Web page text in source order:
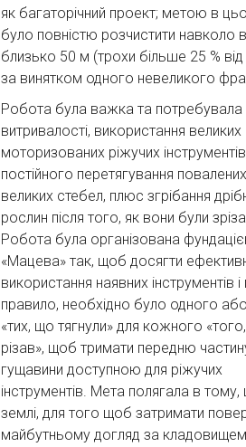
як багаторічний проект; метою в
було повністю розчистити навколо
близько 50 м (трохи більше 25 %
за винятком одного невеликого
Робота була важка та потребувала
витривалості, використання великих
моторизованих ріжучих
постійного перетягування повалених
великих стебел, плюс згрібання
рослин після того, як вони були
Робота була організована
«Мацева» так, щоб досягти
використання наявних інструментів і
правило, необхідно було одного
«тих, що тягнули» для кожного
різав», щоб тримати передню
гущавини доступною для ріжучих
інструментів. Мета полягала в
землі, для того щоб затримати
майбутньому догляд за кладовищем